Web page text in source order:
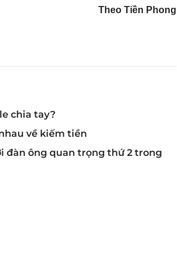
Theo Tiền Phong
chia tay?
về kiếm tiền
đàn ông quan trọng thứ 2 trong